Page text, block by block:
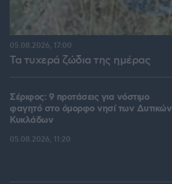
Τα τυχερά ζώδια της ημέρας
05.08.2026, 17:00
Σέριφος: 9 προτάσεις για νόστιμο
φαγητό στο όμορφο νησί των Δυτικών
Κυκλάδων
05.08.2026, 11:20